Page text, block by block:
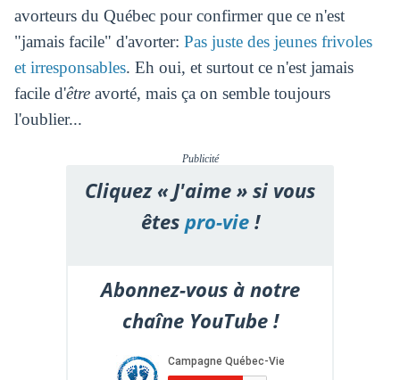
avorteurs du Québec pour confirmer que ce n'est
"jamais facile" d'avorter: Pas juste des jeunes frivoles
et irresponsables. Eh oui, et surtout ce n'est jamais
facile d'êtreavorté, mais ça on semble toujours
l'oublier...
Publicité
Cliquez « J'aime » si vous
êtespro-vie!
Abonnez-vous à notre
chaîne YouTube !